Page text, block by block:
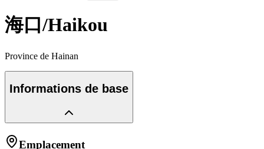
海口/Haikou
Province de Hainan
Informations de base
Emplacement